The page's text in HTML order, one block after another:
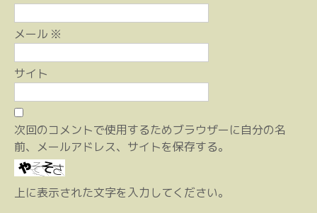
メール ※
サイト
次回のコメントで使用するためブラウザーに自分の名
前、メールアドレス、サイトを保存する。
上に表示された文字を入力してください。